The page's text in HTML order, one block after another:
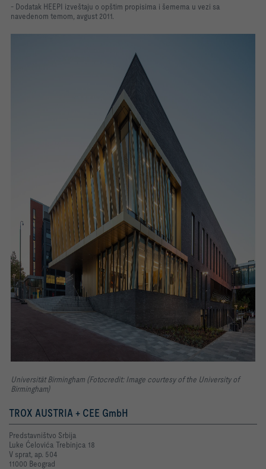
- Dodatak HEEPI izveštaju o opštim propisima i šemema u vezi sa
navedenom temom, avgust 2011.
Universität Birmingham (Fotocredit: Image courtesy of the University of
Birmingham)
TROX AUSTRIA + CEE GmbH
Predstavništvo Srbija
Luke Ćelovića Trebinjca 18
V sprat, ap. 504
11000 Beograd